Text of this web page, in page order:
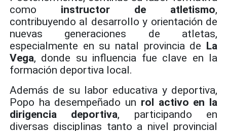
como instructor de atletismo,
contribuyendo al desarrollo y orientación de
nuevas generaciones de atletas,
especialmente en su natal provincia de La
Vega, donde su influencia fue clave en la
formación deportiva local.
Además de su labor educativa y deportiva,
Popo ha desempeñado un rol activo en la
dirigencia deportiva, participando en
diversas disciplinas tanto a nivel provincial